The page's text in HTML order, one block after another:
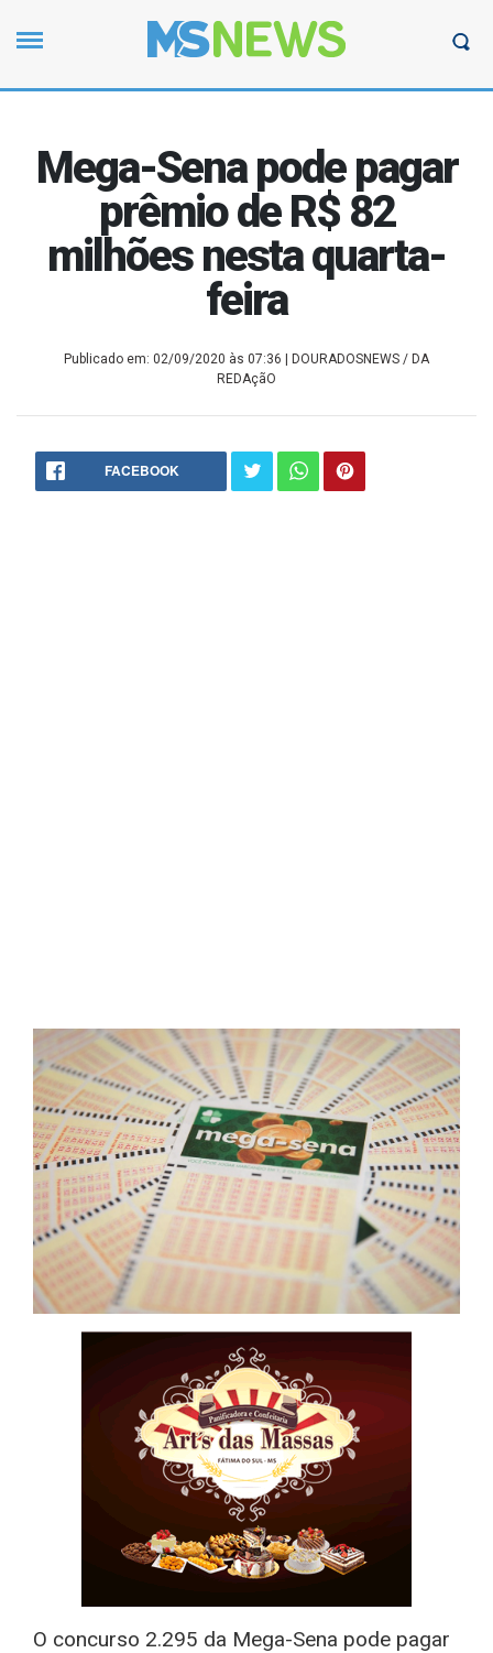
Mega-Sena pode pagar
prêmio de R$ 82
milhões nesta quarta-
feira
Publicado em: 02/09/2020 às 07:36
| DOURADOSNEWS / DA
REDAçãO
FACEBOOK
O concurso 2.295 da Mega-Sena pode pagar